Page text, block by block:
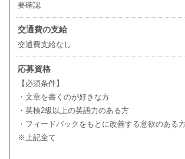
要確認
交通費の支給
交通費支給なし
応募資格
【必須条件】
・文章を書くのが好きな方
・英検2級以上の英語力のある方
・フィードバックをもとに改善する意欲のある
※上記全て